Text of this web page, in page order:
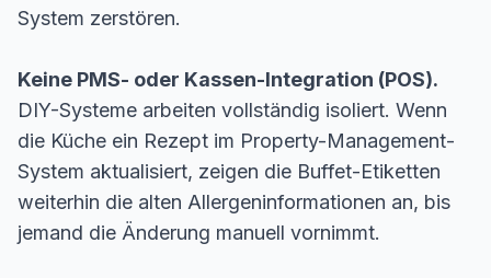
System zerstören.
Keine PMS- oder Kassen-Integration (POS).
DIY-Systeme arbeiten vollständig isoliert. Wenn
die Küche ein Rezept im Property-Management-
System aktualisiert, zeigen die Buffet-Etiketten
weiterhin die alten Allergeninformationen an, bis
jemand die Änderung manuell vornimmt.